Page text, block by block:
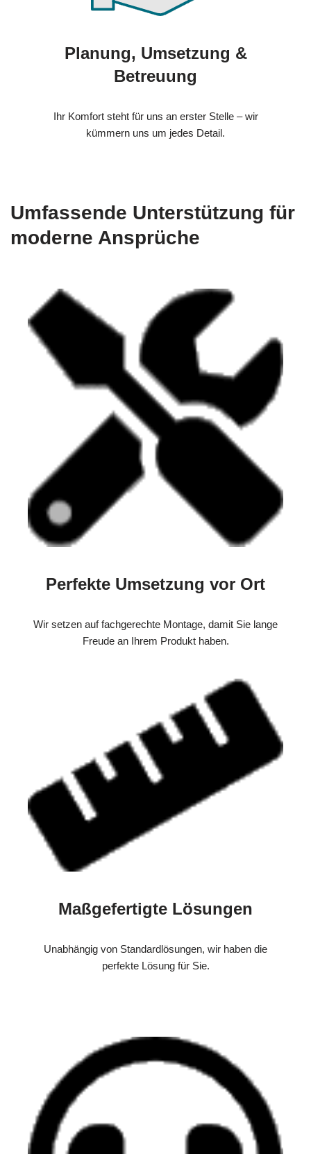
Planung, Umsetzung &
Betreuung
Ihr Komfort steht für uns an erster Stelle – wir
kümmern uns um jedes Detail.
Umfassende Unterstützung für
moderne Ansprüche
Perfekte Umsetzung vor Ort
Wir setzen auf fachgerechte Montage, damit Sie lange
Freude an Ihrem Produkt haben.
Maßgefertigte Lösungen
Unabhängig von Standardlösungen, wir haben die
perfekte Lösung für Sie.